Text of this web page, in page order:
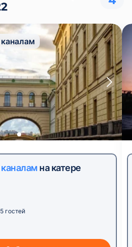
на катере
гостей